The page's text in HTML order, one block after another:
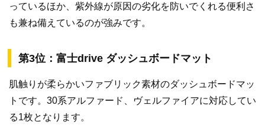
っているほか、紫外線が原因の劣化を防いでくれる便利さ
も兼ね備えているのが強みです。
第3位：富士drive ダッシュボードマット
肌触りが柔らかいファブリック素材のダッシュボードマッ
トです。30系アルファード、ヴェルファイアに対応してい
る1枚となります。